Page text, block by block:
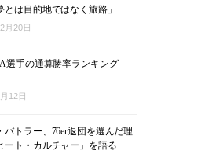
とは目的地ではなく旅路」
月20日
選手の通算勝率ランキング
12日
バトラー、76er退団を選んだ理
ート・カルチャー」を語る